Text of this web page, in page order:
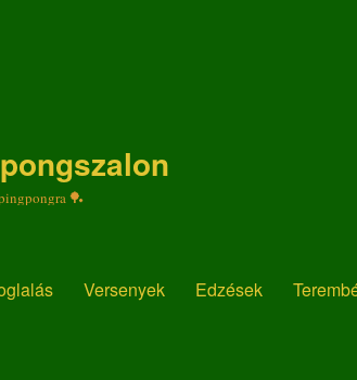
🏓
Versenyek Edzések